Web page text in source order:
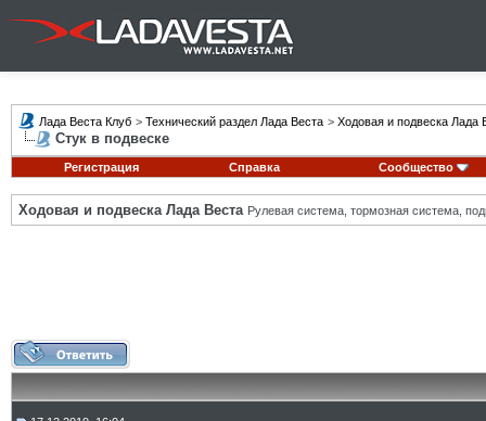
Лада Веста Клуб > Технический раздел Лада Веста > Ходовая и подвеска Лада
Стук в подвеске
Регистрация Справка Сообщество
Ходовая и подвеска Лада Веста Рулевая система, тормозная система,